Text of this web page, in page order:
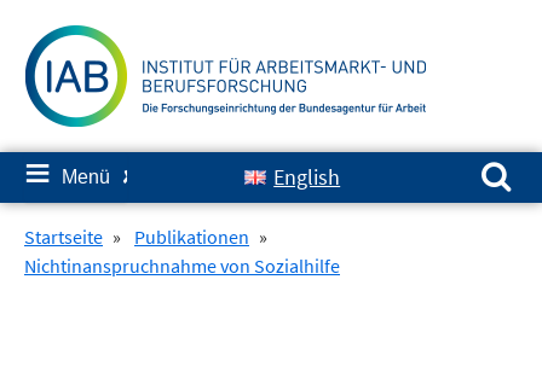
zum
Inhalt
≡ Menü ✘ English
Suchen nach:
Startseite » Publikationen »
Nichtinanspruchnahme von Sozialhilfe